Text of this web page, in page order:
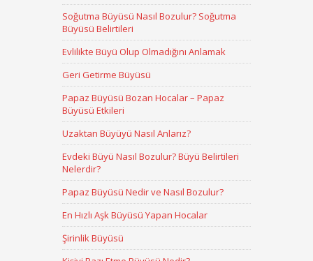
Soğutma Büyüsü Nasıl Bozulur? Soğutma
Büyüsü Belirtileri
Evlilikte Büyü Olup Olmadığını Anlamak
Geri Getirme Büyüsü
Papaz Büyüsü Bozan Hocalar – Papaz
Büyüsü Etkileri
Uzaktan Büyüyü Nasıl Anlarız?
Evdeki Büyü Nasıl Bozulur? Büyü Belirtileri
Nelerdir?
Papaz Büyüsü Nedir ve Nasıl Bozulur?
En Hızlı Aşk Büyüsü Yapan Hocalar
Şirinlik Büyüsü